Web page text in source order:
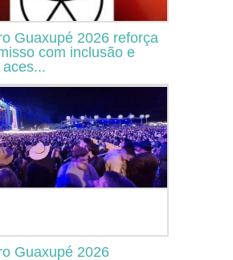
Guaxupé 2026 reforça
com inclusão e
Guaxupé 2026